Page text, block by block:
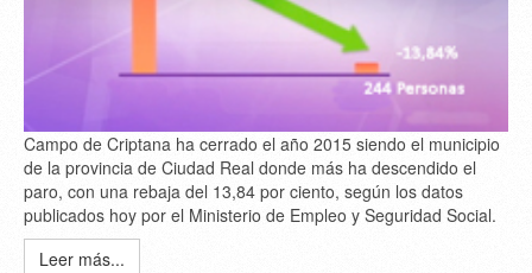
Campo de Criptana ha cerrado el año 2015 siendo el municipio
de la provincia de Ciudad Real donde más ha descendido el
paro, con una rebaja del 13,84 por ciento, según los datos
publicados hoy por el Ministerio de Empleo y Seguridad Social.
Leer más...